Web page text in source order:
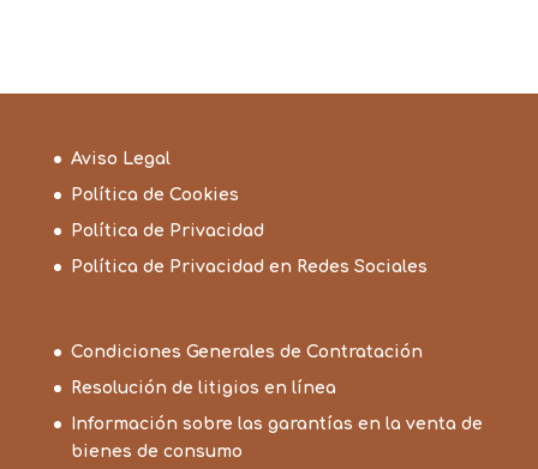
Aviso Legal
Política de Cookies
Política de Privacidad
Política de Privacidad en Redes Sociales
Condiciones Generales de Contratación
Resolución de litigios en línea
Información sobre las garantías en la venta de
bienes de consumo